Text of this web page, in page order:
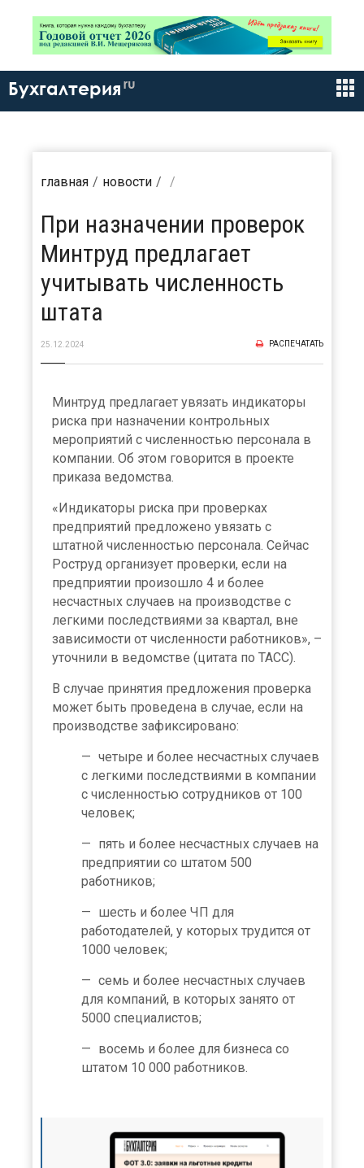
Бухгалтерия ru
главная новости
При назначении проверок
Минтруд предлагает
учитывать численность
штата
25.12.2024 РАСПЕЧАТАТЬ
Минтруд предлагает увязать индикаторы
риска при назначении контрольных
мероприятий с численностью персонала в
компании. Об этом говорится в проекте
приказа ведомства.
«Индикаторы риска при проверках
предприятий предложено увязать с
штатной численностью персонала. Сейчас
Роструд организует проверки, если на
предприятии произошло 4 и более
несчастных случаев на производстве с
легкими последствиями за квартал, вне
зависимости от численности работников», –
уточнили в ведомстве (цитата по ТАСС).
В случае принятия предложения проверка
может быть проведена в случае, если на
производстве зафиксировано:
четыре и более несчастных случаев
с легкими последствиями в компании
с численностью сотрудников от 100
человек;
пять и более несчастных случаев на
предприятии со штатом 500
работников;
шесть и более ЧП для
работодателей, у которых трудится от
1000 человек;
семь и более несчастных случаев
для компаний, в которых занято от
5000 специалистов;
восемь и более для бизнеса со
штатом 10 000 работников.